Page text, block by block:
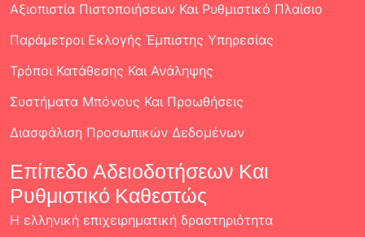
Αξιοπιστία Πιστοποιήσεων Και Ρυθμιστικό Πλαίσιο
Παράμετροι Εκλογής Έμπιστης Υπηρεσίας
Τρόποι Κατάθεσης Και Ανάληψης
Συστήματα Μπόνους Και Προωθήσεις
Διασφάλιση Προσωπικών Δεδομένων
Επίπεδο Αδειοδοτήσεων Και
Ρυθμιστικό Καθεστώς
Η ελληνική επιχειρηματική δραστηριότητα